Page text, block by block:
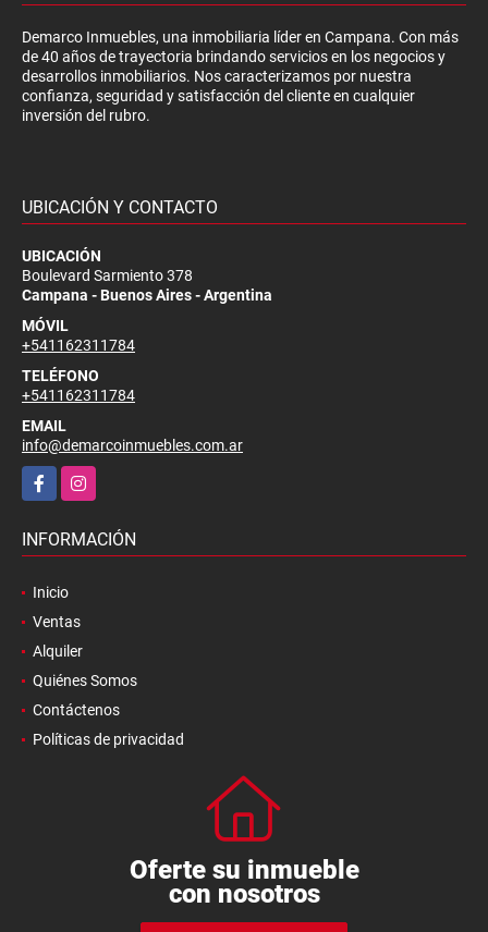
Demarco Inmuebles, una inmobiliaria líder en Campana. Con más
de 40 años de trayectoria brindando servicios en los negocios y
desarrollos inmobiliarios. Nos caracterizamos por nuestra
confianza, seguridad y satisfacción del cliente en cualquier
inversión del rubro.
UBICACIÓN Y CONTACTO
UBICACIÓN
Boulevard Sarmiento 378
Campana - Buenos Aires - Argentina
MÓVIL
+541162311784
TELÉFONO
+541162311784
EMAIL
info@demarcoinmuebles.com.ar
FacebookInstagram
INFORMACIÓN
Inicio
Ventas
Alquiler
Quiénes Somos
Contáctenos
Políticas de privacidad
Oferte su inmueble
con nosotros